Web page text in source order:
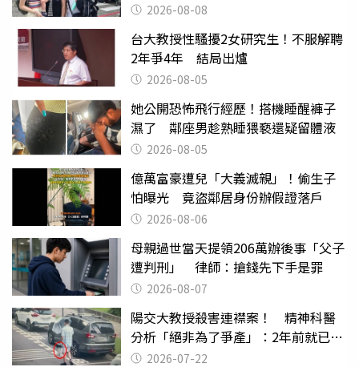
2026-08-08
台大教授性騷擾2女研究生！不服解聘
2年爭4年 結局出爐
2026-08-05
她公開恐怖飛行經歷！搭機睡醒褲子
濕了 鄰座男趁熟睡猥褻還疑留體液
2026-08-05
億萬富豪遭兒「大義滅親」！偷生子
怕曝光 竟盜鄰居身份辦假證落戶
2026-08-06
母親過世當天提領206萬辦後事「父子
遭判刑」 律師：搶錢先下手是罪
2026-08-07
陽交大教授殺害連襟案！ 精神科醫
分析「絕非為了爭產」：2年前就已言
行詭異
2026-07-22